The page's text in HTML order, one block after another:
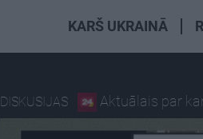
KARŠ UKRAINĀ
DISKUSIJAS Aktuālais par